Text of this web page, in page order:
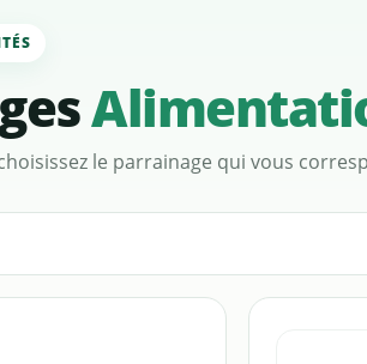
le parrainage qui vous